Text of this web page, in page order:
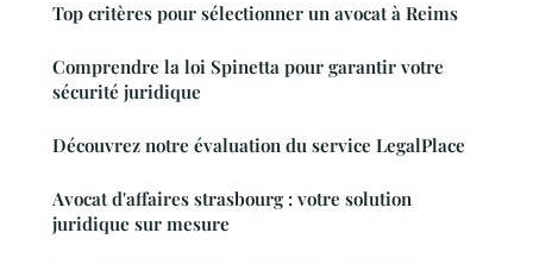
Top critères pour sélectionner un avocat à Reims
Comprendre la loi Spinetta pour garantir votre
sécurité juridique
Découvrez notre évaluation du service LegalPlace
Avocat d'affaires strasbourg : votre solution
juridique sur mesure